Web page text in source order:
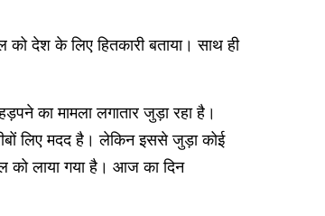
देश के लिए हितकारी बताया। साथ ही
का मामला लगातार जुड़ा रहा है।
लिए मदद है। लेकिन इससे जुड़ा कोई
को लाया गया है। आज का दिन